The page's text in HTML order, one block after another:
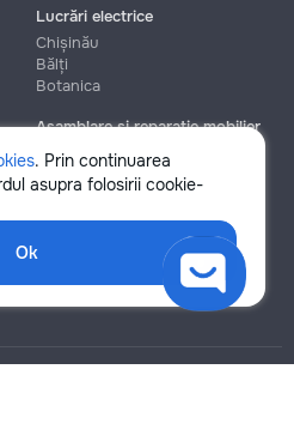
. Prin continuarea
asupra folosirii cookie-
Ok
Lucrări electrice
Chișinău
Bălți
Botanica
Asamblare și reparație mobilier
Chișinău
Botanica